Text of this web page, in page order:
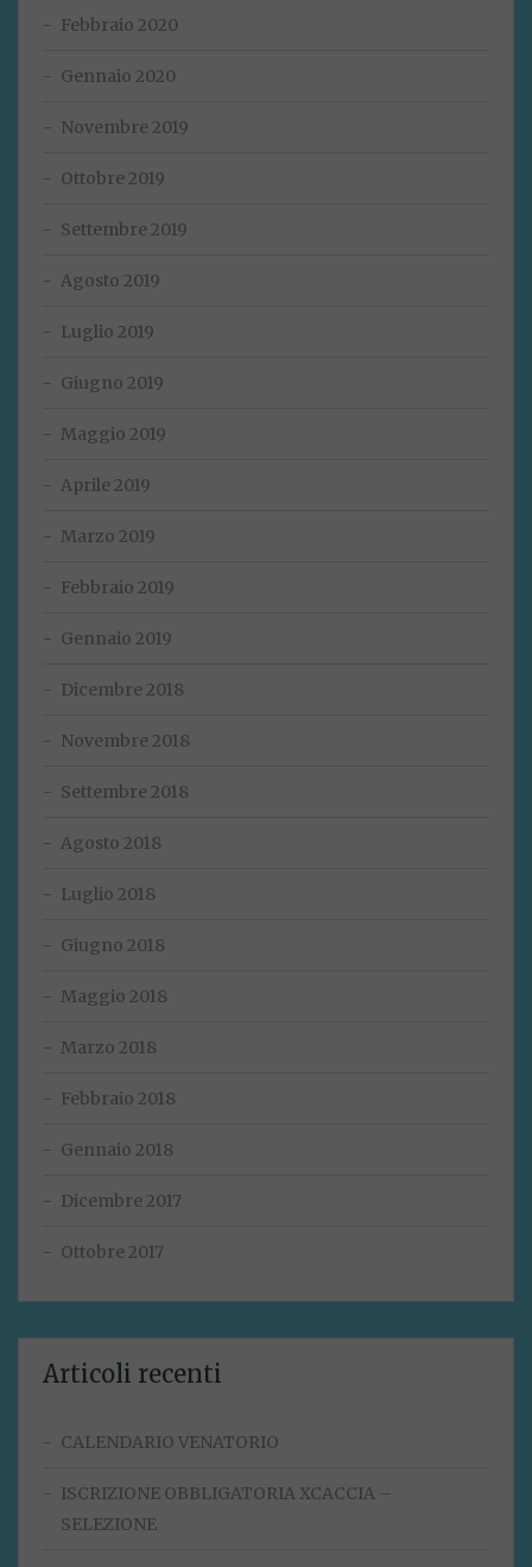
Febbraio 2020
Gennaio 2020
Novembre 2019
Ottobre 2019
Settembre 2019
Agosto 2019
Luglio 2019
Giugno 2019
Maggio 2019
Aprile 2019
Marzo 2019
Febbraio 2019
Gennaio 2019
Dicembre 2018
Novembre 2018
Settembre 2018
Agosto 2018
Luglio 2018
Giugno 2018
Maggio 2018
Marzo 2018
Febbraio 2018
Gennaio 2018
Dicembre 2017
Ottobre 2017
Articoli recenti
CALENDARIO VENATORIO
ISCRIZIONE OBBLIGATORIA XCACCIA –
SELEZIONE